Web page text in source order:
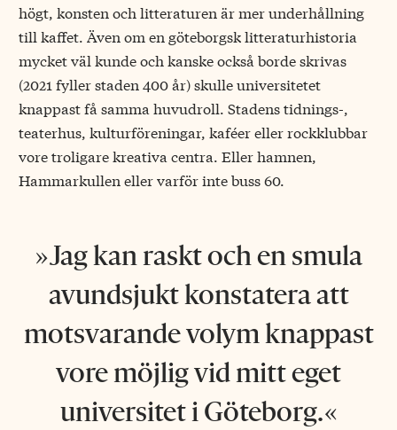
högt, konsten och litteraturen är mer underhållning
till kaffet. Även om en göteborgsk litteraturhistoria
mycket väl kunde och kanske också borde skrivas
(2021 fyller staden 400 år) skulle universitetet
knappast få samma huvudroll. Stadens tidnings-,
teaterhus, kulturföreningar, kaféer eller rockklubbar
vore troligare kreativa centra. Eller hamnen,
Hammarkullen eller varför inte buss 60.
Jag kan raskt och en smula
avundsjukt konstatera att
motsvarande volym knappast
vore möjlig vid mitt eget
universitet i Göteborg.